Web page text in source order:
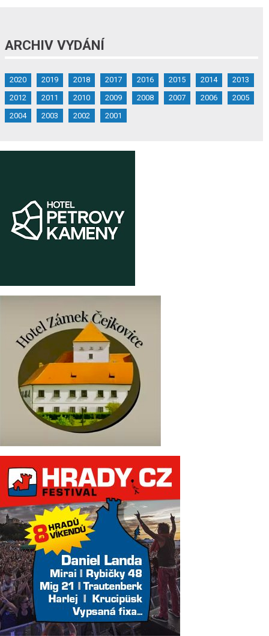
ARCHIV VYDÁNÍ
2020 2019 2018 2017 2016 2015 2014
2013
2012
2011 2010 2009 2008 2007 2006
2005
2004
2003 2002 2001